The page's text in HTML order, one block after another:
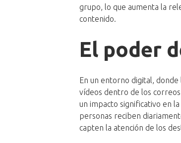
grupo, lo que aumenta la
contenido.
El poder
En un entorno digital,
vídeos dentro de los
un impacto significativo en
personas reciben
capten la atención de los